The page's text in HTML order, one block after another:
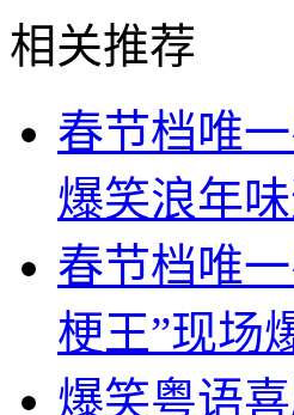
相关推荐
春节档唯
爆笑浪年
春节档唯
梗王”现场
爆笑粤语